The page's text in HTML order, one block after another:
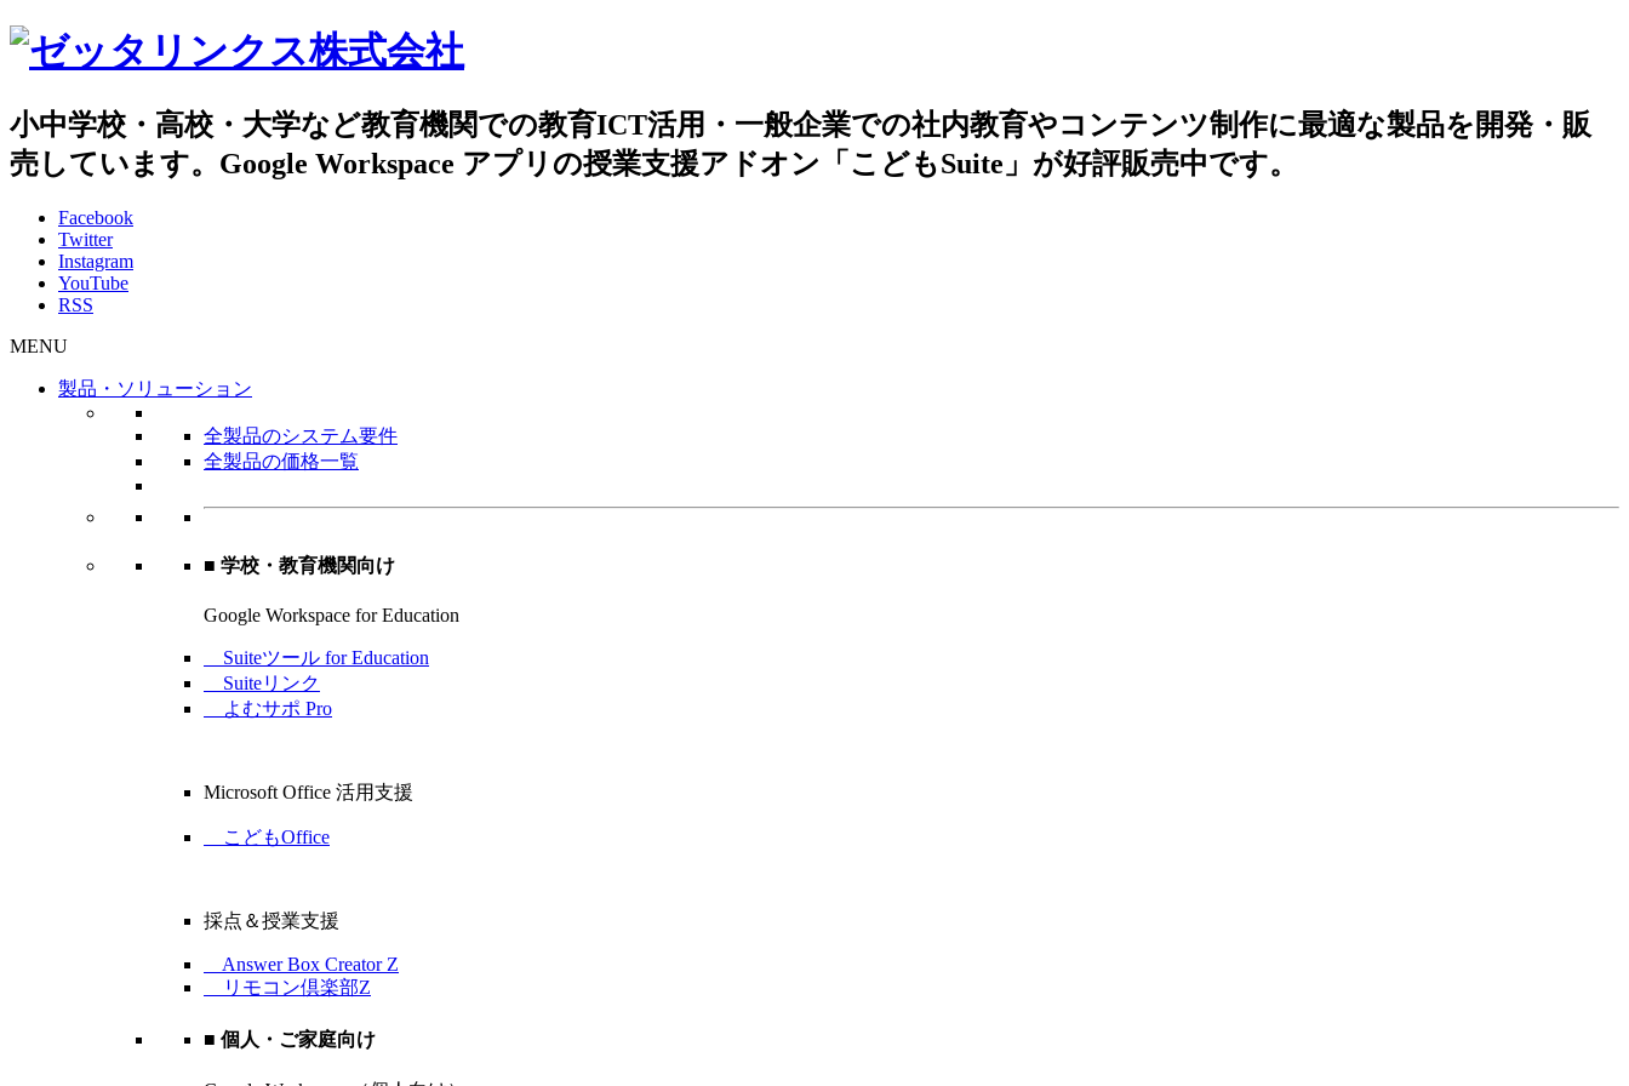
小中学校・高校・大学など教育機関での教育ICT活用・一般企業での社内教育やコンテンツ制作に最適な製品を開発・販
売しています。Google Workspace アプリの授業支援アドオン「こどもSuite」が好評販売中です。
Facebook
Twitter
Instagram
YouTube
RSS
MENU
製品・ソリューション
全製品のシステム要件
全製品の価格一覧
■ 学校・教育機関向け
Google Workspace for Education
Suiteツール for Education
Suiteリンク
よむサポ Pro
Microsoft Office 活用支援
こどもOffice
採点＆授業支援
Answer Box Creator Z
リモコン倶楽部Z
■ 個人・ご家庭向け